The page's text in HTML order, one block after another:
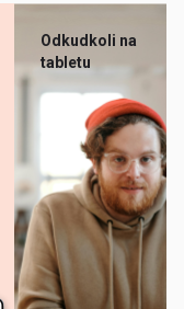
Odkudkoli na
tabletu